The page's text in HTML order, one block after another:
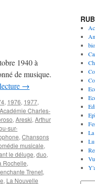
1940 à
de musique.
→
, 1976, 1977,
Académie Charles-
, Areski, Arthur
sur-
, Chansons
musicale,
le déluge, duo,
Rochelle,
Trenet,
, La Nouvelle
La